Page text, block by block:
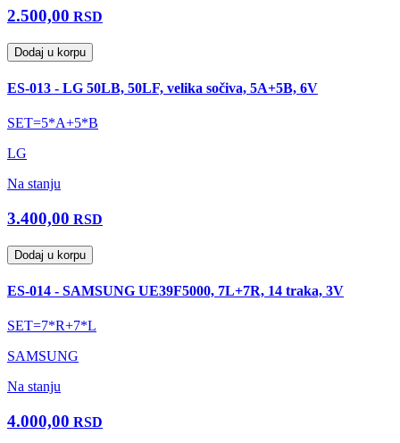
2.500,00 RSD
Dodaj u korpu
ES-013 - LG 50LB, 50LF, velika sočiva, 5A+5B, 6V
SET=5*A+5*B
LG
Na stanju
3.400,00 RSD
Dodaj u korpu
ES-014 - SAMSUNG UE39F5000, 7L+7R, 14 traka, 3V
SET=7*R+7*L
SAMSUNG
Na stanju
4.000,00 RSD